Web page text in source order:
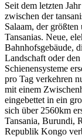
Seit dem letzten
zwischen der
Salaam, der
Tansanias. Neue,
Bahnhofsgebäude,
Landschaft oder
Schienensysteme
pro Tag verkehren
mit einem
eingebettet in ein
sich über 2560km
Tansania, Burundi,
Republik Kongo